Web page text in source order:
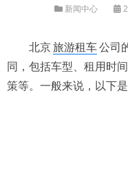
新闻中心
北京旅游租车公司
同，包括车型、租用时
策等。一般来说，以下